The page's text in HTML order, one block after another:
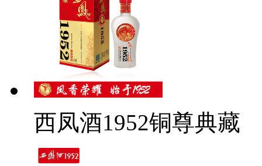
西凤酒1952铜尊典藏